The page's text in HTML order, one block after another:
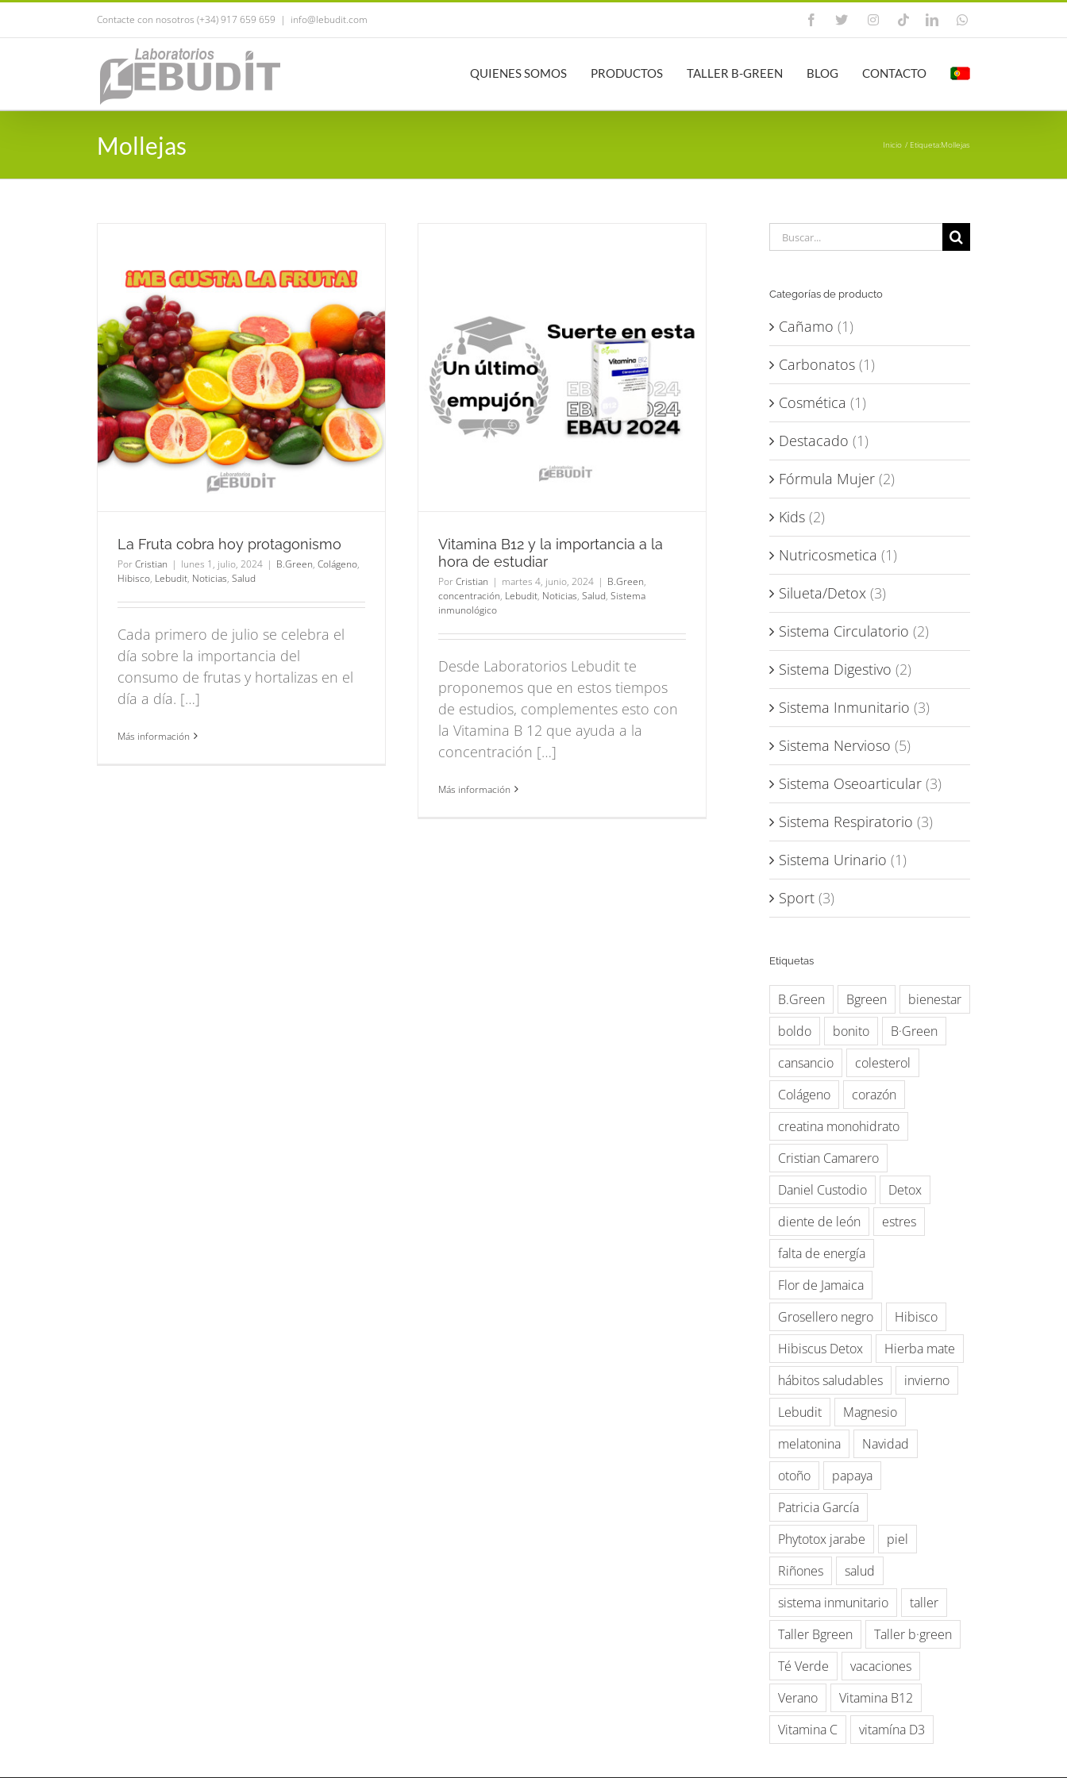
Contacte con nosotros (+34) 917 659 659 | info@lebudit.com Facebook
X InstagramTiktokLinkedInWhatsApp
QUIENES SOMOS PRODUCTOS TALLER B-GREEN BLOG CONTACTO
Mollejas Inicio Etiqueta:Mollejas
La Fruta cobra hoy protagonismo
PorCristian | lunes 1, julio, 2024 | B.Green, Colágeno,
Hibisco, Lebudit, Noticias, Salud
Cada primero de julio se celebra el
día sobre la importancia del
consumo de frutas y hortalizas en el
día a día. […]
Más información
Vitamina B12 y la
importancia a la hora de
estudiar
B.Green concentración Lebudit Noticias Salud
Sistema inmunológico
Vitamina B12 y la importancia a la
hora de estudiar
PorCristian | martes 4, junio, 2024 | B.Green,
concentración, Lebudit, Noticias, Salud, Sistema
inmunológico
Desde Laboratorios Lebudit te
proponemos que en estos tiempos
de estudios, complementes esto con
la Vitamina B 12 que ayuda a la
concentración […]
Más información
Buscar:
Categorías de producto
Cañamo (1)
Carbonatos (1)
Cosmética (1)
Destacado (1)
Fórmula Mujer (2)
Kids (2)
Nutricosmetica (1)
Silueta/Detox (3)
Sistema Circulatorio (2)
Sistema Digestivo (2)
Sistema Inmunitario (3)
Sistema Nervioso (5)
Sistema Oseoarticular (3)
Sistema Respiratorio (3)
Sistema Urinario (1)
Sport (3)
Etiquetas
B.Green Bgreen
bienestar
boldo
bonito
B·Green
cansancio
colesterol
Colágeno
corazón
creatina monohidrato
Cristian Camarero
Daniel Custodio
Detox
diente de león
estres
falta de energía
Flor de Jamaica
Grosellero negro
Hibisco
Hibiscus Detox
Hierba mate
hábitos saludables
invierno
Lebudit
Magnesio
melatonina
Navidad
otoño
papaya
Patricia García
Phytotox jarabe
piel
Riñones
salud
sistema inmunitario
taller
Taller Bgreen
Taller b·green
Té Verde
vacaciones
Verano
Vitamina B12
Vitamina C
vitamína D3